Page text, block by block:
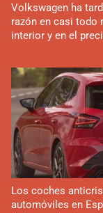
Volkswagen ha
razón en casi todo
interior y en el
Los coches
automóviles en